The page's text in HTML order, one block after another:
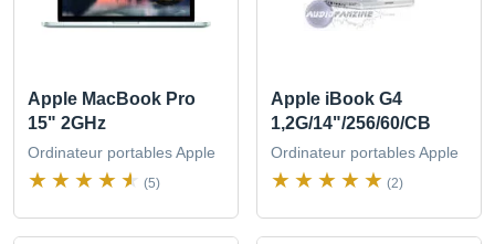
Apple MacBook Pro
15" 2GHz
Ordinateur portables Apple
(5)
Apple iBook G4
1,2G/14"/256/60/CB
Ordinateur portables Apple
(2)